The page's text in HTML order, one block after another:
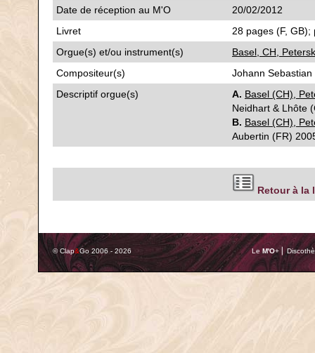
Date de réception au M'O
20/02/2012
Livret
28 pages (F,
Orgue(s) et/ou instrument(s)
Basel, CH,
Compositeur(s)
Johann
Descriptif orgue(s)
A. Basel (CH),
Neidhart & Lhôte
B. Basel (CH),
Aubertin (FR)
Retour à la
© Clap&Go 2006 - 2026 Le M'O+ ⎢